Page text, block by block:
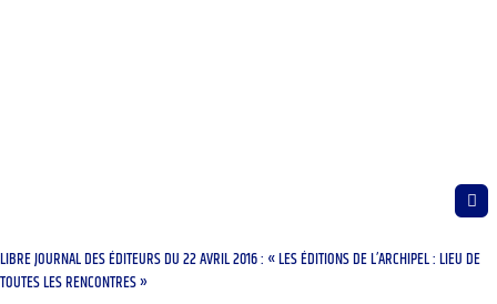
LIBRE JOURNAL DES ÉDITEURS DU 22 AVRIL 2016 : « LES ÉDITIONS DE L’ARCHIPEL : LIEU DE
TOUTES LES RENCONTRES »